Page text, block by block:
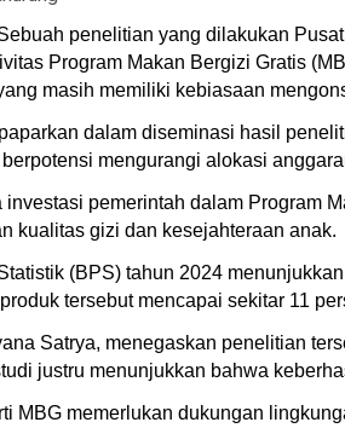
penelitian yang dilakukan
Program Makan Bergizi Gratis
masih memiliki kebiasaan
dalam diseminasi hasil
mengurangi alokasi
investasi pemerintah dalam Program
kualitas gizi dan kesejahteraan anak.
(BPS) tahun 2024
tersebut mencapai sekitar 11
Satrya, menegaskan penelitian
justru menunjukkan bahwa
MBG memerlukan dukungan